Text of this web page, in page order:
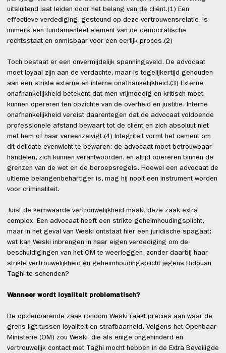
uitsluitend laat leiden door het belang van de cliënt.(1) Een
effectieve verdediging, gesteund op deze vertrouwensrelatie, is
immers een fundamenteel element van de democratische
rechtsstaat en onmisbaar voor een eerlijk proces.(2)
Toch bestaat er een onvermijdelijk spanningsveld. De advocaat
moet loyaal zijn aan de verdachte, maar is tegelijkertijd gehouden
aan een strikte externe en interne onafhankelijkheid.(3) Externe
onafhankelijkheid betekent dat men vrijmoedig en kritisch moet
kunnen opereren ten opzichte van de overheid en justitie. Interne
onafhankelijkheid vereist daarentegen dat de advocaat voldoende
professionele afstand bewaart tot de cliënt en zich absoluut niet
met hem of haar vereenzelvigt.(4) Integriteit vormt het cement om
dit delicate evenwicht te bewaren: de advocaat moet betrouwbaar
handelen, zich kunnen verantwoorden, en altijd opereren binnen de
grenzen van de wet en de beroepsregels. Hoewel een advocaat de
ultieme belangenbehartiger is, mag hij nooit een instrument worden
voor criminaliteit.
Juist de kernwaarde vertrouwelijkheid maakt deze zaak extra
complex. Een advocaat heeft een strikte geheimhoudingsplicht,
maar in het geval van Weski ontstaat hier een juridische spagaat:
wat kan Weski inbrengen in haar eigen verdediging om de
beschuldigingen van het OM te weerleggen, zonder daarbij haar
strikte vertrouwelijkheid en geheimhoudingsplicht jegens Ridouan
Taghi te schenden?
Wanneer wordt loyaliteit problematisch?
De opzienbarende zaak rondom Weski raakt precies aan waar de
grens ligt tussen loyaliteit en strafbaarheid. Volgens het Openbaar
Ministerie (OM) zou Weski, die als enige ongehinderd en
vertrouwelijk contact met Taghi mocht hebben in de Extra Beveiligde